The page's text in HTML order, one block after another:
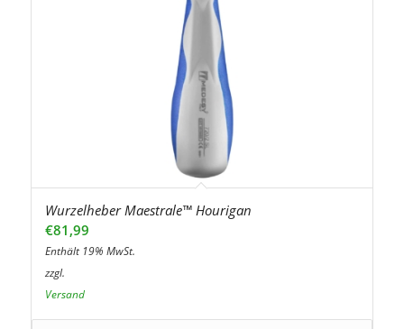
Wurzelheber Maestrale™ Hourigan
€81,99
Enthält 19% MwSt.
zzgl.
Versand